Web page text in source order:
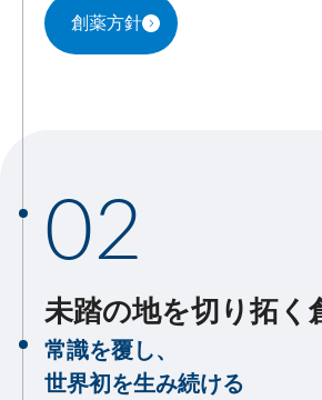
創薬方針
02
未踏の地を切り拓く
常識を覆し、
世界初を生み続ける